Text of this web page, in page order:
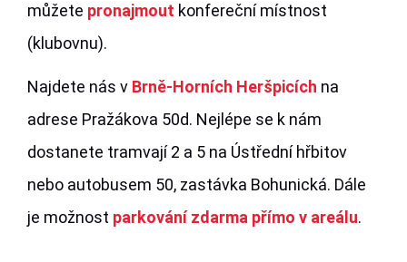
můžete pronajmout konfereční místnost
(klubovnu).
Najdete nás v Brně-Horních Heršpicích na
adrese Pražákova 50d. Nejlépe se k nám
dostanete tramvají 2 a 5 na Ústřední hřbitov
nebo autobusem 50, zastávka Bohunická. Dále
je možnost parkování zdarma přímo v areálu.